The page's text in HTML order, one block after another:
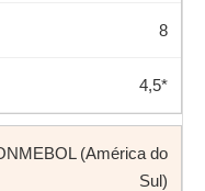
8
4,5*
(América do
Sul)